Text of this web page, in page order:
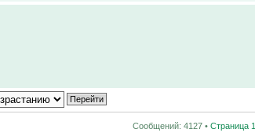
Сообщений: 4127 • Страница 1